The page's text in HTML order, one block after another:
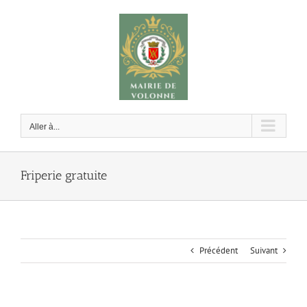
Aller à...
Friperie gratuite
Précédent Suivant